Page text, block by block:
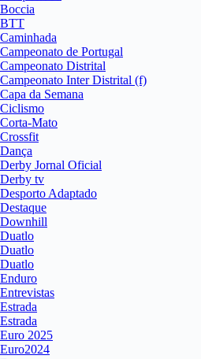
Boccia
BTT
Caminhada
Campeonato de Portugal
Campeonato Distrital
Campeonato Inter Distrital (f)
Capa da Semana
Ciclismo
Corta-Mato
Crossfit
Dança
Derby Jornal Oficial
Derby tv
Desporto Adaptado
Destaque
Downhill
Duatlo
Duatlo
Duatlo
Enduro
Entrevistas
Estrada
Estrada
Euro 2025
Euro2024